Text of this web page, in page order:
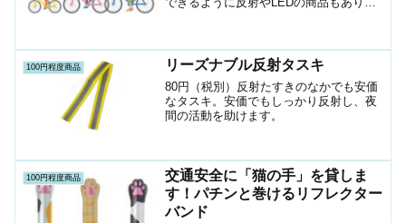
100円程度商品 リーズナブル反射タスキ
80円（税別）反射たすきのなかでも安価
なタスキ。安価でもしっかり反射し、夜
間の活動を助けます。
100円程度商品
交通安全に「猫の手」を貸しま
す！パチンと巻けるリフレクター
バンド